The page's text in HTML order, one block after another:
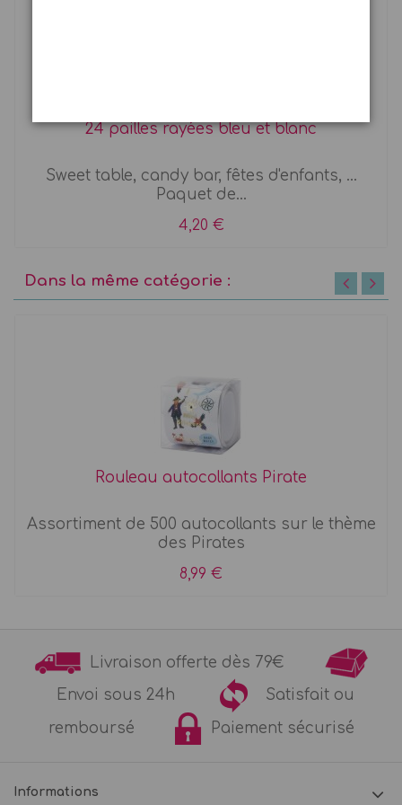
24 pailles rayées bleu et blanc
Sweet table, candy bar, fêtes d'enfants, ...
Paquet de...
4,20 €
Dans la même catégorie :
Rouleau autocollants Pirate
Assortiment de 500 autocollants sur le thème
des Pirates
8,99 €
Livraison offerte dès 79€
Envoi sous 24h
Satisfait ou
remboursé
Paiement sécurisé
Informations